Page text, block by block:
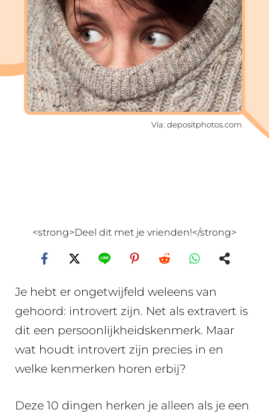
Via: depositphotos.com
<strong>Deel dit met je vrienden!</strong>
Je hebt er ongetwijfeld weleens van
gehoord: introvert zijn. Net als extravert is
dit een persoonlijkheidskenmerk. Maar
wat houdt introvert zijn precies in en
welke kenmerken horen erbij?
Deze 10 dingen herken je alleen als je een